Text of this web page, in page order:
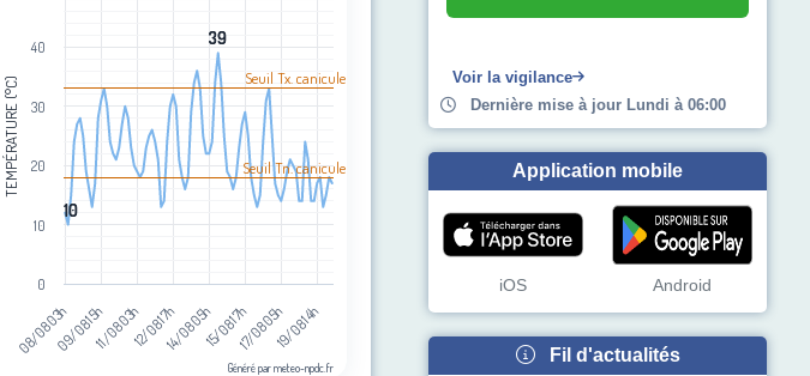
chart has 1 X axis displaying categories.
chart has 1 Y axis displaying Température (°C). Data ranges from 10 to 39.
TEMPÉRATURE (°C)
10
10
39
39
08/08 03h09/08 15h11/08 03h12/08 17h14/08 05h15/08 17h17/08 05h19/08 14h
0
10
20
30
40
Généré par meteo-npdc.fr
Seuil Tx. canicule
Seuil Tn. canicule
Voir la vigilance
Dernière mise à jour Lundi à 06:00
Application mobile
iOS Android
Fil d'actualités